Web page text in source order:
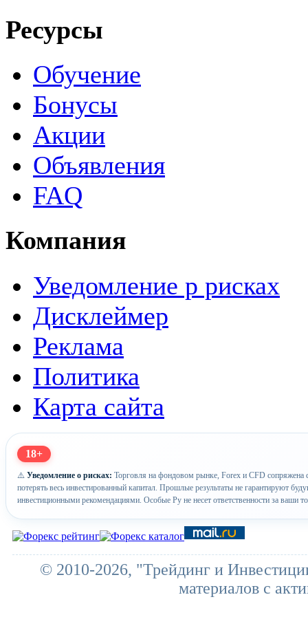
Ресурсы
Обучение
Бонусы
Акции
Объявления
FAQ
Компания
Уведомление р рисках
Дисклеймер
Реклама
Политика
Карта сайта
18+
⚠️ Уведомление о рисках: Торговля на фондовом рынке, Forex и CFD сопряжена
потерять весь инвестированный капитал. Прошлые результаты не гарантируют
инвестиционными рекомендациями. Особые Ру не несет ответственности за ваши
© 2010-2026, "Трейдинг и
материалов с